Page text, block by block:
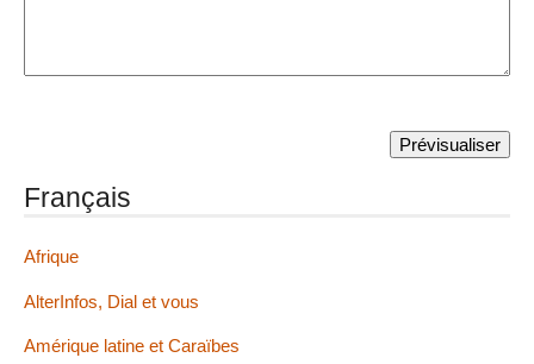
Français
Afrique
AlterInfos, Dial et vous
Amérique latine et Caraïbes